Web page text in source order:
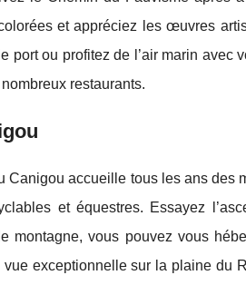
et appréciez les œuvres
ou profitez de l’air marin avec
restaurants.
accueille tous les ans des
et équestres. Essayez
montagne, vous pouvez vous
exceptionnelle sur la plaine du